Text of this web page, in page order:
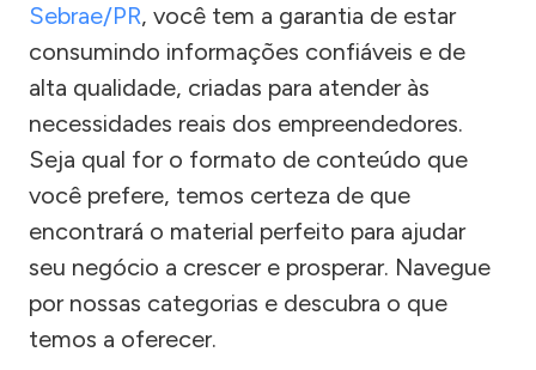
Sebrae/PR, você tem a garantia de estar
consumindo informações confiáveis e de
alta qualidade, criadas para atender às
necessidades reais dos empreendedores.
Seja qual for o formato de conteúdo que
você prefere, temos certeza de que
encontrará o material perfeito para ajudar
seu negócio a crescer e prosperar. Navegue
por nossas categorias e descubra o que
temos a oferecer.